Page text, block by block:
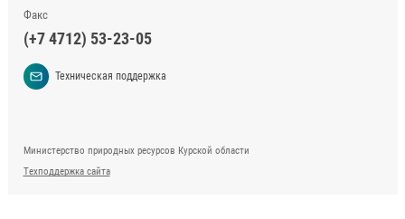
Факс
(+7 4712) 53-23-05
Техническая поддержка
Министерство природных ресурсов Курской области
Техподдержка сайта